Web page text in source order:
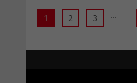
1 2 3 ...